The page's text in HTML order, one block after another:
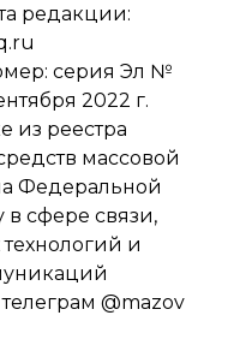
редакции:
серия Эл №
2022 г.
из реестра
массовой
Федеральной
в сфере связи,
и
@mazov